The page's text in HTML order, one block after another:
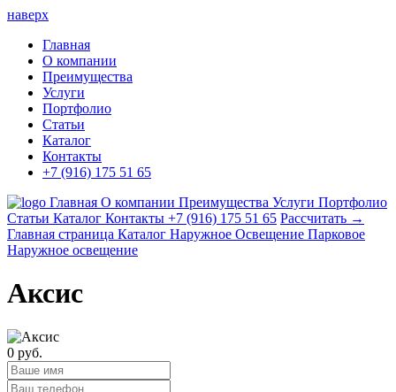
наверх
Главная
О компании
Преимущества
Услуги
Портфолио
Статьи
Каталог
Контакты
+7 (916) 175 51 65
Главная О компании Преимущества Услуги Портфолио
Статьи Каталог Контакты +7 (916) 175 51 65 Рассчитать →
Главная страница Каталог Наружное Освещение Парковое
Наружное освещение
Аксис
0 руб.